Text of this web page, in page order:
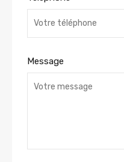
Message